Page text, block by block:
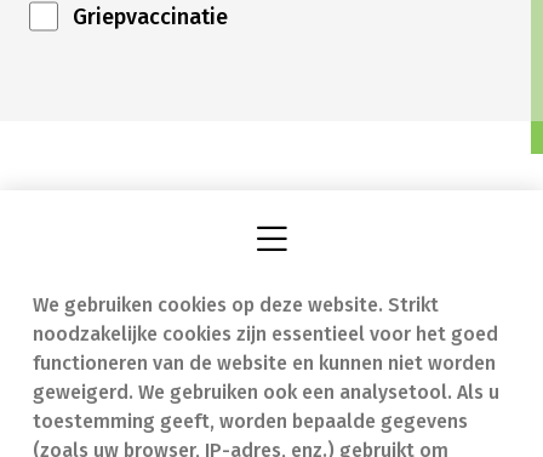
We gebruiken cookies op deze website. Strikt
noodzakelijke cookies zijn essentieel voor het goed
functioneren van de website en kunnen niet worden
geweigerd. We gebruiken ook een analysetool. Als u
toestemming geeft, worden bepaalde gegevens
(zoals uw browser, IP-adres, enz.) gebruikt om
Griepvaccinatie
Vind een apotheek
Onze expertise
Ziekten
In geval van nood
Contact
Veelgestelde vragen